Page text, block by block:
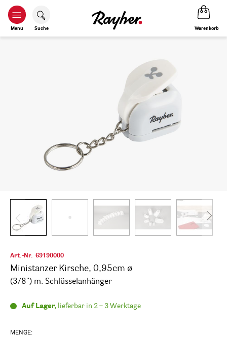
Menü Suche Warenkorb
Art.-Nr. 69190000
Ministanzer Kirsche, 0,95cm ø
(3/8'') m. Schlüsselanhänger
Auf Lager, lieferbar in 2 – 3 Werktage
MENGE: